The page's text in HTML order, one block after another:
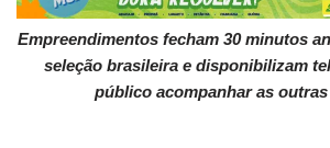
Empreendimentos fecham 30 minutos
seleção brasileira e disponibilizam
público acompanhar as